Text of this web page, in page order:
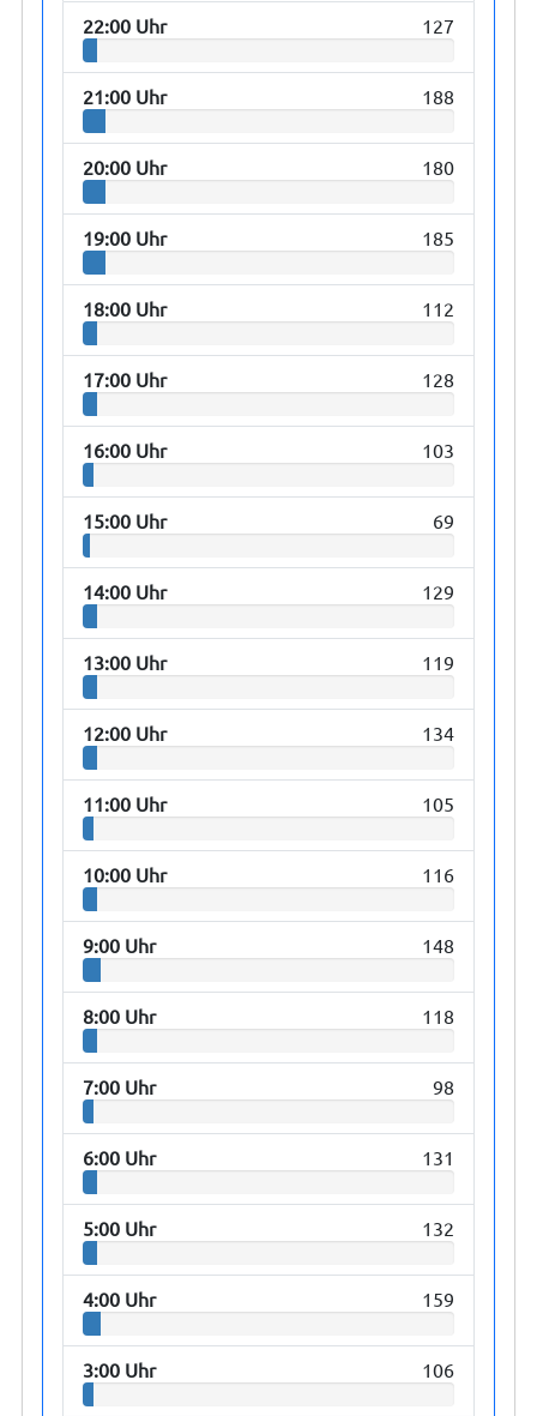
22:00 Uhr 127
21:00 Uhr 188
20:00 Uhr 180
19:00 Uhr 185
18:00 Uhr 112
17:00 Uhr 128
16:00 Uhr 103
15:00 Uhr 69
14:00 Uhr 129
13:00 Uhr 119
12:00 Uhr 134
11:00 Uhr 105
10:00 Uhr 116
9:00 Uhr 148
8:00 Uhr 118
7:00 Uhr 98
6:00 Uhr 131
5:00 Uhr 132
4:00 Uhr 159
3:00 Uhr 106